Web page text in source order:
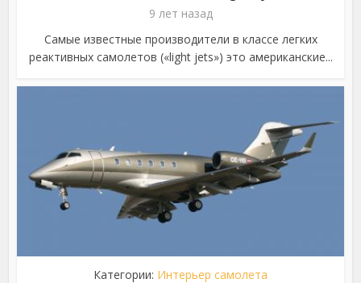
9 лет назад
Самые известные производители в классе легких
реактивных самолетов («light jets») это американские...
Категории: Интерьер самолета